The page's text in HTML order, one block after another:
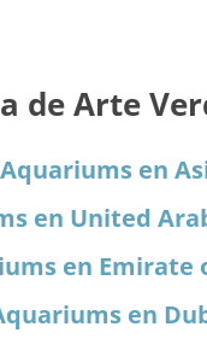
de Arte
Aquariums en
en United
en Emirate
en